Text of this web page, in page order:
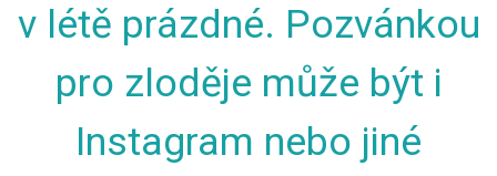
v létě prázdné. Pozvánkou
pro zloděje může být i
Instagram nebo jiné